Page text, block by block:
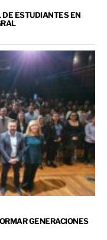
DE ESTUDIANTES EN
GENERACIONES